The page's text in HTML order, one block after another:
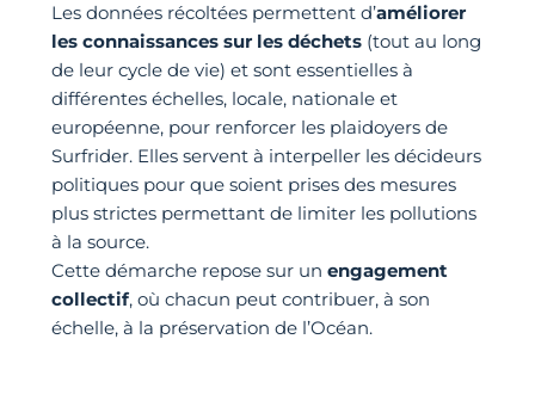
Les données récoltées permettent d’améliorer
les connaissances sur les déchets(tout au long
de leur cycle de vie) et sont essentielles à
différentes échelles, locale, nationale et
européenne, pour renforcer les plaidoyers de
Surfrider. Elles servent à interpeller les décideurs
politiques pour que soient prises des mesures
plus strictes permettant de limiter les pollutions
à la source.
Cette démarche repose sur un engagement
collectif, où chacun peut contribuer, à son
échelle, à la préservation de l’Océan.